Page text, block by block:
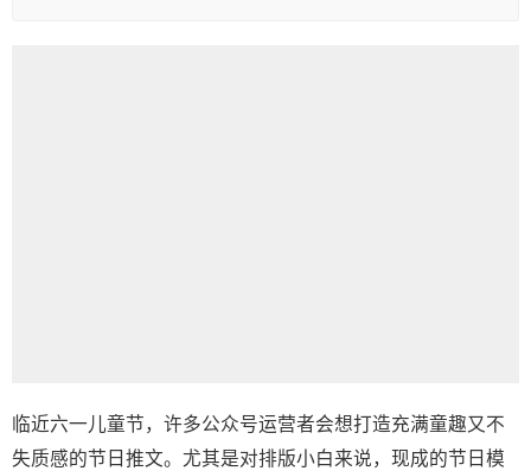
临近六一儿童节，许多公众号运营者会想打造充满童趣又不
失质感的节日推文。尤其是对排版小白来说，现成的节日模